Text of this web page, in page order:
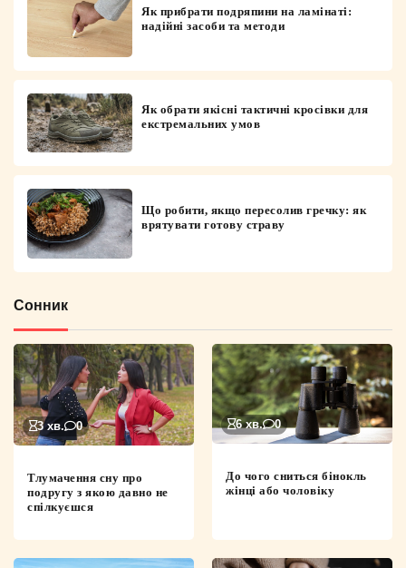
Як прибрати подряпини на ламінаті:
надійні засоби та методи
Як обрати якісні тактичні кросівки для
екстремальних умов
Що робити, якщо пересолив гречку: як
врятувати готову страву
Сонник
3 хв. 0
Тлумачення сну про
подругу з якою давно не
спілкуєшся
6 хв. 0
До чого сниться бінокль
жінці або чоловіку